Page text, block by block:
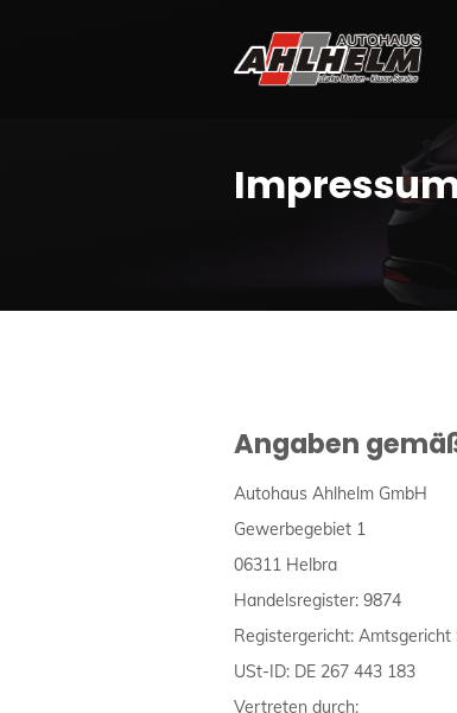
Angaben
Autohaus Ahlhelm GmbH
Gewerbegebiet 1
06311 Helbra
Handelsregister: 9874
Registergericht: Amtsgericht
USt-ID: DE 267 443 183
Vertreten durch: